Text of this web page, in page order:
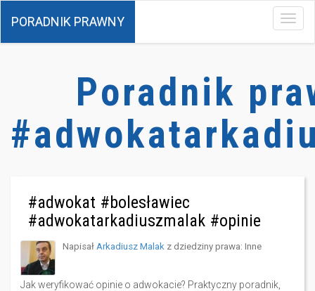
Menu
PORADNIK PRAWNY
Poradnik
#adwokat #bolesławiec
#adwokatarkadiuszmalak #opinie
Napisał Arkadiusz Malak z dziedziny prawa: Inne
Jak weryfikować opinie o adwokacie? Praktyczny poradnik,